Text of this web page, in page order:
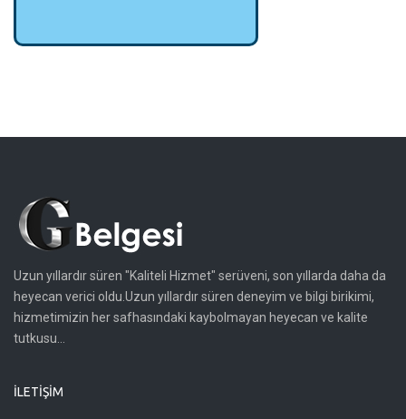
Uzun yıllardır süren "Kaliteli Hizmet" serüveni, son yıllarda daha da
heyecan verici oldu.Uzun yıllardır süren deneyim ve bilgi birikimi,
hizmetimizin her safhasındaki kaybolmayan heyecan ve kalite
tutkusu...
İLETIŞIM